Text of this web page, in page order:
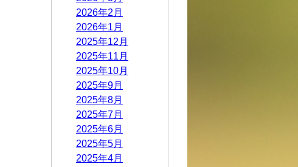
2026年2月
2026年1月
2025年12月
2025年11月
2025年10月
2025年9月
2025年8月
2025年7月
2025年6月
2025年5月
2025年4月